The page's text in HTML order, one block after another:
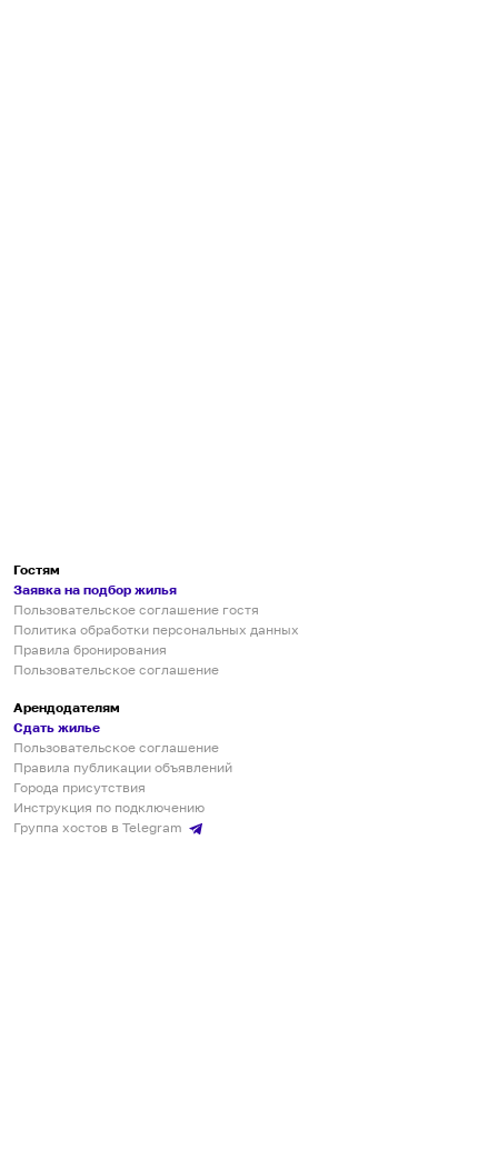
Гостям
Заявка на подбор жилья
Пользовательское соглашение гостя
Политика обработки персональных данных
Правила бронирования
Пользовательское соглашение
Арендодателям
Сдать жилье
Пользовательское соглашение
Правила публикации объявлений
Города присутствия
Инструкция по подключению
Группа хостов в Telegram